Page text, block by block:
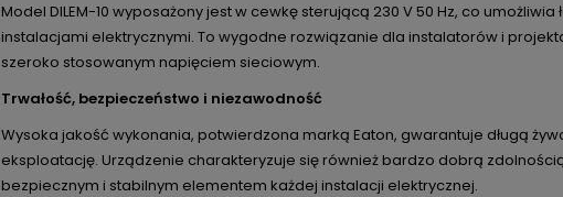
Model DILEM-10 wyposażony jest w cewkę sterującą 230 V 50 Hz, co
instalacjami elektrycznymi. To wygodne rozwiązanie dla instalatorów i
szeroko stosowanym napięciem sieciowym.
Trwałość, bezpieczeństwo i niezawodność
Wysoka jakość wykonania, potwierdzona marką Eaton, gwarantuje długą
eksploatację. Urządzenie charakteryzuje się również bardzo dobrą
bezpiecznym i stabilnym elementem każdej instalacji elektrycznej.